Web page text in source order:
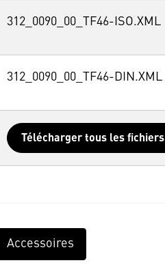
312_0090_00_TF46-ISO.XML
312_0090_00_TF46-DIN.XML
Télécharger tous les fichiers
Accessoires